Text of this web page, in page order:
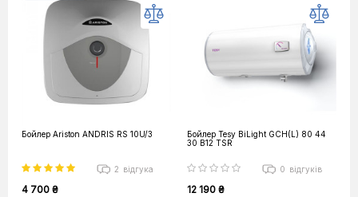
Бойлер Ariston ANDRIS RS 10U/3
2 відгука
4 700 ₴
Бойлер Tesy BiLight GCH(L) 80 44
30 B12 TSR
0 відгуків
12 190 ₴